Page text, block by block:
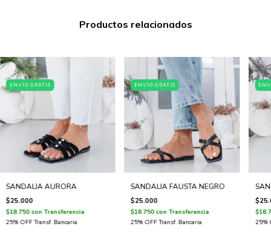
Productos relacionados
ENVÍO GRATIS
SANDALIA AURORA
$25.000
$18.750 con Transferencia
ENVÍO GRATIS
SANDALIA FAUSTA NEGRO
$25.000
$18.750 con Transferencia